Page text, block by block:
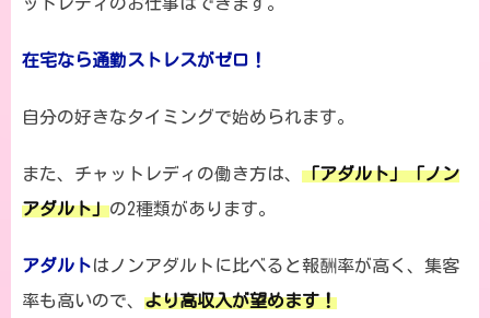
ットレディのお仕事はできます。
在宅なら通勤ストレスがゼロ！
自分の好きなタイミングで始められます。
また、チャットレディの働き方は、 「アダルト」「ノン
アダルト」の2種類があります。
アダルトはノンアダルトに比べると報酬率が高く、集客
率も高いので、 より高収入が望めます！